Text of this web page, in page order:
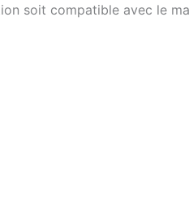
soit compatible avec le